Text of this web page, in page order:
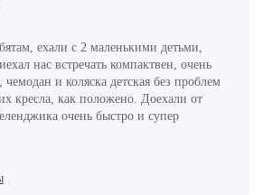
ехали с 2 маленькими детьми,
нас встречать компактвен, очень
и коляска детская без проблем
кресла, как положено. Доехали от
очень быстро и супер